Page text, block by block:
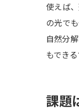
使えば
の光で
自然分
もできる
課題